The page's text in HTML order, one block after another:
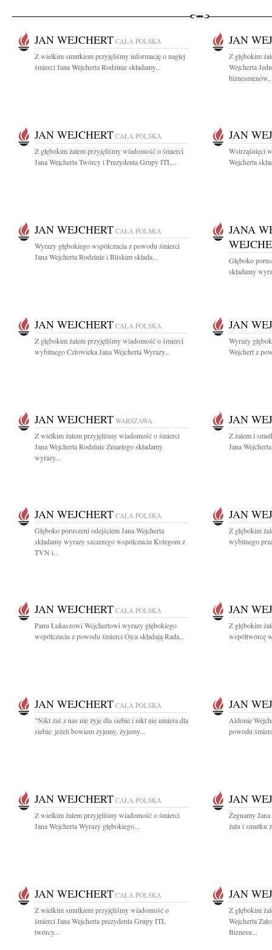
JAN WEJCHERT CAŁA POLSKA
Z wielkim smutkiem przyjęliśmy informację o nagłej
śmierci Jana Wejcherta Rodzinie składamy...
JAN
Z głębokim
Wejcherta
JAN WEJCHERT CAŁA POLSKA
Z głębokim żalem przyjęliśmy wiadomość o śmierci
Jana Wejcherta Twórcy i Prezydenta Grupy ITI,...
JAN
Wstrząśnięci
Wejcherta
JAN WEJCHERT CAŁA POLSKA
Wyrazy głębokiego współczucia z powodu śmierci
Jana Wejcherta Rodzinie i Bliskim składa...
JANA
Głęboko
składamy
JAN WEJCHERT CAŁA POLSKA
Z głębokim żalem przyjęliśmy wiadomość o śmierci
wybitnego Człowieka Jana Wejcherta Wyrazy...
JAN
Wyrazy
Wejchert z
JAN WEJCHERT WARSZAWA
Z wielkim żalem przyjęliśmy wiadomość o śmierci
Jana Wejcherta Rodzinie Zmarłego składamy
wyrazy...
JAN
Z żalem i
Jana
JAN WEJCHERT CAŁA POLSKA
Głęboko poruszeni odejściem Jana Wejcherta
składamy wyrazy szczerego współczucia Kolegom z
TVN i...
JAN
Z głębokim
wybitnego
JAN WEJCHERT CAŁA POLSKA
Panu Łukaszowi Wejchertowi wyrazy głębokiego
współczucia z powodu śmierci Ojca składają Rada...
JAN
Z głębokim
współtwórcę
JAN WEJCHERT CAŁA POLSKA
"Nikt zaś z nas nie żyje dla siebie i nikt nie umiera dla
siebie: jeżeli bowiem żyjemy, żyjemy...
JAN
Aldonie
powodu
JAN WEJCHERT CAŁA POLSKA
Z wielkim żalem przyjęliśmy wiadomość o śmierci
Jana Wejcherta Wyrazy głębokiego...
JAN
Żegnamy
żalu i smutku
JAN WEJCHERT CAŁA POLSKA
Z wielkim smutkiem przyjęliśmy wiadomość o
śmierci Jana Wejcherta prezydenta Grupy ITI,
twórcy...
JAN
Z głębokim
Wejcherta
Biznesu...